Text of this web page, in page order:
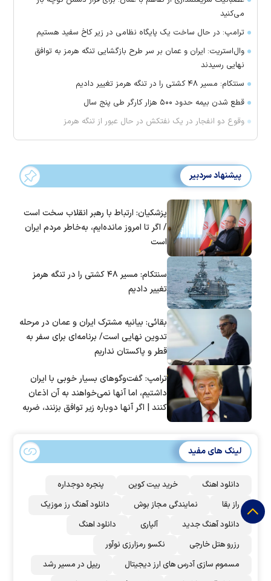
می‌کنید
ترامپ: در حال ساخت یک پایگاه نظامی در زیر کاخ سفید هستیم
وال‌استریت: ایران و عمان بر سر طرح بازگشایی تنگه هرمز به توافق
نهایی رسیدند
سنتکام: مسیر ۴۸ کشتی را در تنگه هرمز تغییر دادیم
قطع شدن بیمه حدود ۵۰۰ هزار کارگر طی پنج سال
وقوع دو انفجار در یک نفتکش در حال عبور از تنگه هرمز
پیشنهاد سردبیر
پزشکیان: ارتباط با رهبر انقلاب سخت است
/ اگر تا امروز مانده‌ایم، به‌خاطر مردم ایران
است
سنتکام: مسیر ۴۸ کشتی را در تنگه هرمز
تغییر دادیم
بقائی: بیانیه مشترک ایران و عمان در مرحله
تدوین نهایی است/ برنامه‌ای برای سفر به
قطر و پاکستان نداریم
ترامپ: گفت‌و‌گو‌های بسیار خوبی با ایران
داشتیم، اما آنها نمی‌خواهند به آن اذعان
کنند | اگر آنها دوباره زیر توافق بزنند، ضربه
لینک های مفید
دانلود اهنگ خرید بیت کوین
پنجره دوجداره
راز بقا
نمایندگی مجاز بوش
دانلود آهنگ رز‌ موزیک
دانلود آهنگ جدید
آلپاری
دانلود اهنگ
رزرو هتل خارجی
نکسو رمزارزی نوآور
مسموم سازی آدرس های ارز دیجیتال
ریپل در مسیر رشد